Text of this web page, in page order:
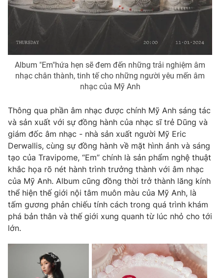
Photo Infographic
Video Shorts video
VTV Money VTV Thể thao
Thị trường 24h Tấm lòng Việt
VTV4 Vươn mình bằng AI
VTV9 VTV8
Liên hệ tòa soạn English
THỜI BÁO VTV
Album "Em"hứa hẹn sẽ đem đến những trải nghiệm âm
nhạc chân thành, tinh tế cho những người yêu mến âm
nhạc của Mỹ Anh
Thông qua phần âm nhạc được chính Mỹ Anh sáng tác
và sản xuất với sự đồng hành của nhạc sĩ trẻ Dũng và
giám đốc âm nhạc - nhà sản xuất người Mỹ Eric
Derwallis, cùng sự đồng hành về mặt hình ảnh và sáng
tạo của Travipome, “Em” chính là sản phẩm nghệ thuật
khắc họa rõ nét hành trình trưởng thành với âm nhạc
của Mỹ Anh. Album cũng đồng thời trở thành lăng kính
thể hiện thế giới nội tâm muôn màu của Mỹ Anh, là
tấm gương phản chiếu tính cách trong quá trình khám
phá bản thân và thế giới xung quanh từ lúc nhỏ cho tới
lớn.